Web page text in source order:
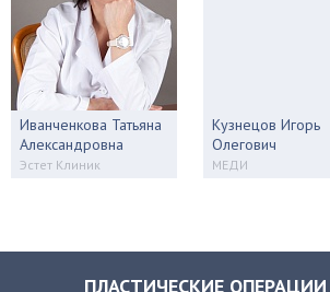
Иванченкова Татьяна
Александровна
Эстет Клиник
Кузнецов Игорь
Олегович
МЕДИ
ПЛАСТИЧЕСКИЕ ОПЕРАЦИИ